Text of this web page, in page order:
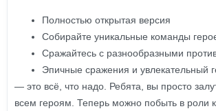
Полностью открытая версия
Собирайте уникальные команды
Сражайтесь с разнообразными
Эпичные сражения и увлекательный
— это всё, что надо. Ребята, вы просто
всем героям. Теперь можно побыть в роли